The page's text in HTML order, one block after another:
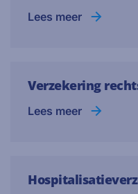
Lees meer
Verzekering
Lees meer